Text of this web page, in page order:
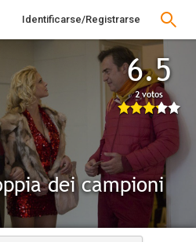
Identificarse/Registrarse
6.5
2 votos
dei campioni